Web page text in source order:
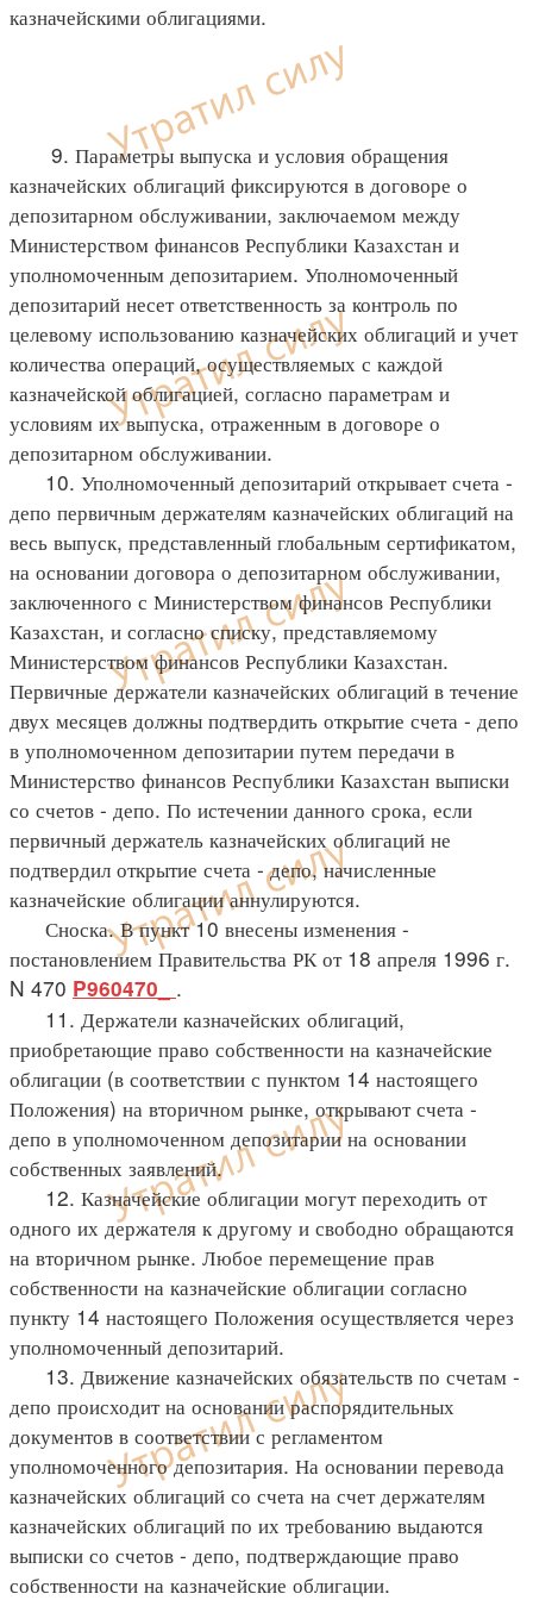
казначейскими облигациями.
9. Параметры выпуска и условия обращения
казначейских облигаций фиксируются в договоре о
депозитарном обслуживании, заключаемом между
Министерством финансов Республики Казахстан и
уполномоченным депозитарием. Уполномоченный
депозитарий несет ответственность за контроль по
целевому использованию казначейских облигаций и учет
количества операций, осуществляемых с каждой
казначейской облигацией, согласно параметрам и
условиям их выпуска, отраженным в договоре о
депозитарном обслуживании.
10. Уполномоченный депозитарий открывает счета -
депо первичным держателям казначейских облигаций на
весь выпуск, представленный глобальным сертификатом,
на основании договора о депозитарном обслуживании,
заключенного с Министерством финансов Республики
Казахстан, и согласно списку, представляемому
Министерством финансов Республики Казахстан.
Первичные держатели казначейских облигаций в течение
двух месяцев должны подтвердить открытие счета - депо
в уполномоченном депозитарии путем передачи в
Министерство финансов Республики Казахстан выписки
со счетов - депо. По истечении данного срока, если
первичный держатель казначейских облигаций не
подтвердил открытие счета - депо, начисленные
казначейские облигации аннулируются.
Сноска. В пункт 10 внесены изменения -
постановлением Правительства РК от 18 апреля 1996 г.
N 470 P960470_ .
11. Держатели казначейских облигаций,
приобретающие право собственности на казначейские
облигации (в соответствии с пунктом 14 настоящего
Положения) на вторичном рынке, открывают счета -
депо в уполномоченном депозитарии на основании
собственных заявлений.
12. Казначейские облигации могут переходить от
одного их держателя к другому и свободно обращаются
на вторичном рынке. Любое перемещение прав
собственности на казначейские облигации согласно
пункту 14 настоящего Положения осуществляется через
уполномоченный депозитарий.
13. Движение казначейских обязательств по счетам -
депо происходит на основании распорядительных
документов в соответствии с регламентом
уполномоченного депозитария. На основании перевода
казначейских облигаций со счета на счет держателям
казначейских облигаций по их требованию выдаются
выписки со счетов - депо, подтверждающие право
собственности на казначейские облигации.